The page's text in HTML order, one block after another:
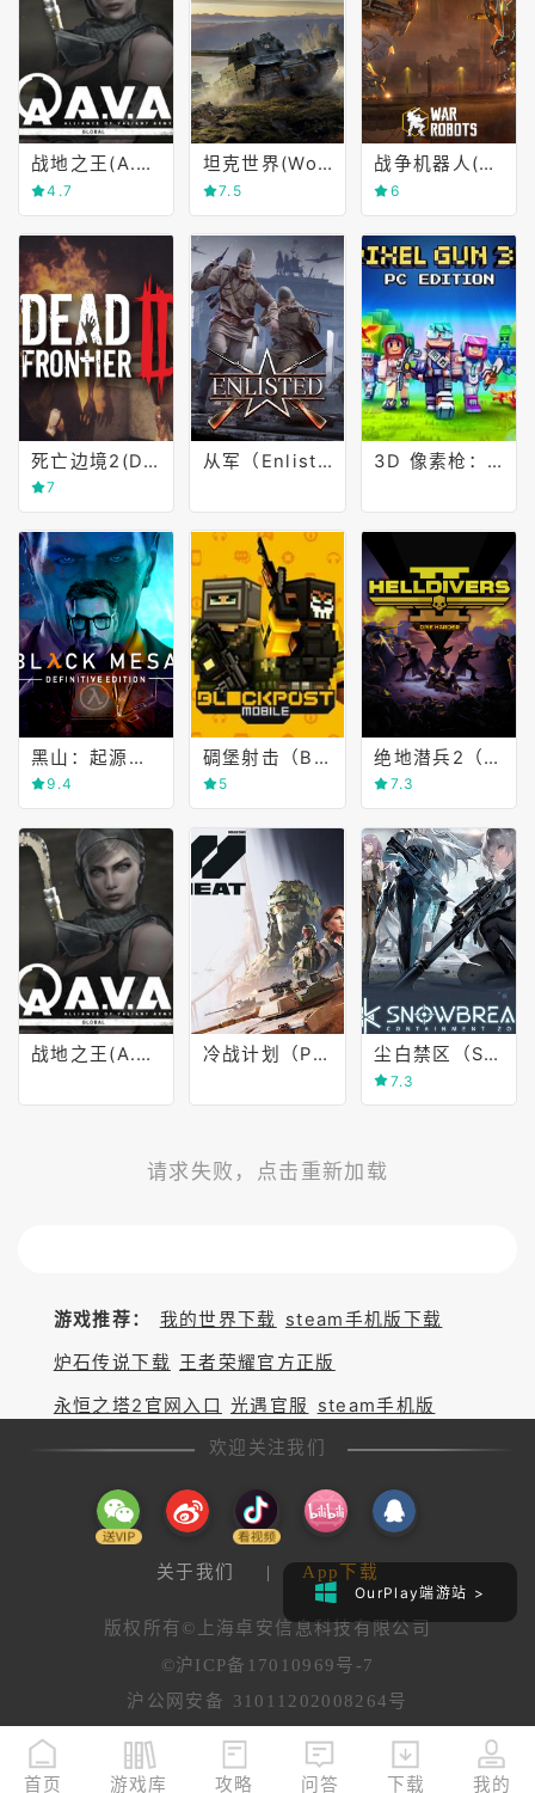
战地之王(A.V.A.: Alliance of Valiant Arms)
4.7
坦克世界(World of Tanks)
7.5
战争机器人(Gears of War)
6
死亡边境2(Dead Frontier 2)
7
从军（Enlisted） 3D 像素枪：PC 版（Pixel Gun 3D）
黑山：起源（Black Mesa ）
9.4
碉堡射击（BLOCKPOST MOBILE）
5
绝地潜兵2（HELLDIVERS™ 2）
7.3
战地之王(A.V.A.: Alliance of Valiant Arms) 冷战计划（Project CW） 尘白禁区（Steam）（Project Snow）
7.3
请求失败，点击重新加载
游戏推荐： 我的世界下载 steam手机版下载
炉石传说下载 王者荣耀官方正版
永恒之塔2官网入口 光遇官服 steam手机版
首页 游戏库 攻略 问答 下载 我的
欢迎关注我们
关于我们 | App下载
版权所有©上海卓安信息科技有限公司
©沪ICP备17010969号-7
沪公网安备 31011202008264号
OurPlay端游站 >